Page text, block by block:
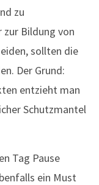
zu
Bildung von
sollten die
Der Grund:
entzieht man
Schutzmantel
Tag Pause
ein Must